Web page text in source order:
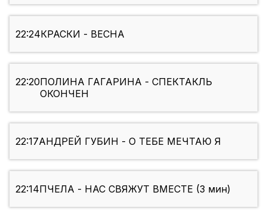
22:24КРАСКИ - ВЕСНА
22:20ПОЛИНА ГАГАРИНА - СПЕКТАКЛЬ
ОКОНЧЕН
22:17АНДРЕЙ ГУБИН - О ТЕБЕ МЕЧТАЮ Я
22:14ПЧЕЛА - НАС СВЯЖУТ ВМЕСТЕ (3 мин)